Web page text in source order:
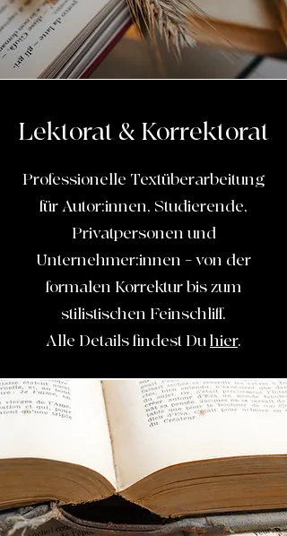
Lektorat & Korrektorat
Professionelle Textüberarbeitung
für Autor:innen, Studierende,
Privatpersonen und
Unternehmer:innen – von der
formalen Korrektur bis zum
stilistischen Feinschliff.
Alle Details findest Duhier.